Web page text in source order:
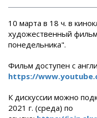
10 марта в 18 ч. в
художественный
понедельника".
Фильм доступен с
https://
К дискуссии можно
2021 г. (среда) по